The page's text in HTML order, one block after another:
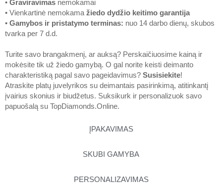
ĮPAKAVIMAS
SKUBI GAMYBA
PERSONALIZAVIMAS
• Graviravimas nemokamai
• Vienkartinė nemokama žiedo dydžio keitimo garantija
• Gamybos ir pristatymo terminas: nuo 14 darbo dienų, skubos
tvarka per 7 d.d.
Turite savo brangakmenį, ar auksą? Perskaičiuosime kainą ir
mokėsite tik už žiedo gamybą. O gal norite keisti deimanto
charakteristiką pagal savo pageidavimus? Susisiekite!
Atraskite platų juvelyrikos su deimantais pasirinkimą, atitinkantį
įvairius skonius ir biudžetus. Suksikurk ir personalizuok savo
papuošalą su TopDiamonds.Online.